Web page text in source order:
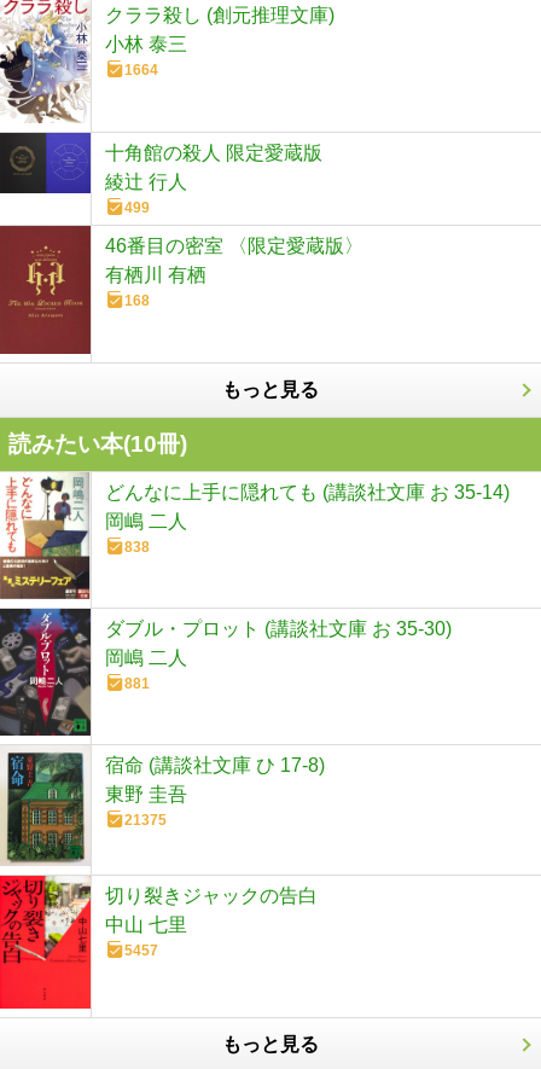
クララ殺し (創元推理文庫)
小林 泰三
1664
十角館の殺人 限定愛蔵版
綾辻 行人
499
46番目の密室 〈限定愛蔵版〉
有栖川 有栖
168
もっと見る
読みたい本(10冊)
どんなに上手に隠れても (講談社文庫 お 35-14)
岡嶋 二人
838
ダブル・プロット (講談社文庫 お 35-30)
岡嶋 二人
881
宿命 (講談社文庫 ひ 17-8)
東野 圭吾
21375
切り裂きジャックの告白
中山 七里
5457
もっと見る